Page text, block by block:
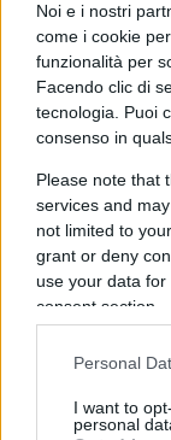
Noi e i nostri
come i cookie
funzionalità per
Facendo clic di
tecnologia. Puoi
consenso in
Please note that
services and
not limited to
grant or deny
use your data
consent section.
Personal
I want to
personal
li ha pure
(vocabolario
disgraziato,
poveretto”. A
una sfilza di
severissima
divisi. C’è chi
l’importanza
“rispetto
“Sky è piena